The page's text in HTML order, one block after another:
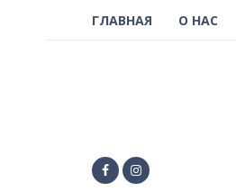
ГЛАВНАЯ О НАС